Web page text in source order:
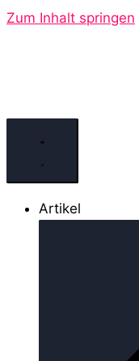
Zum Inhalt springen
Artikel